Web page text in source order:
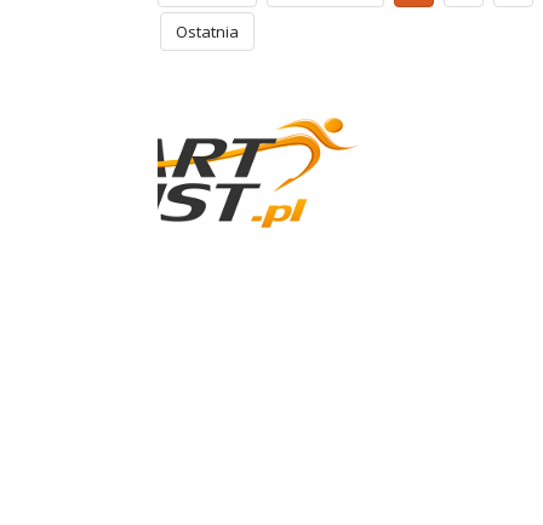
Ostatnia